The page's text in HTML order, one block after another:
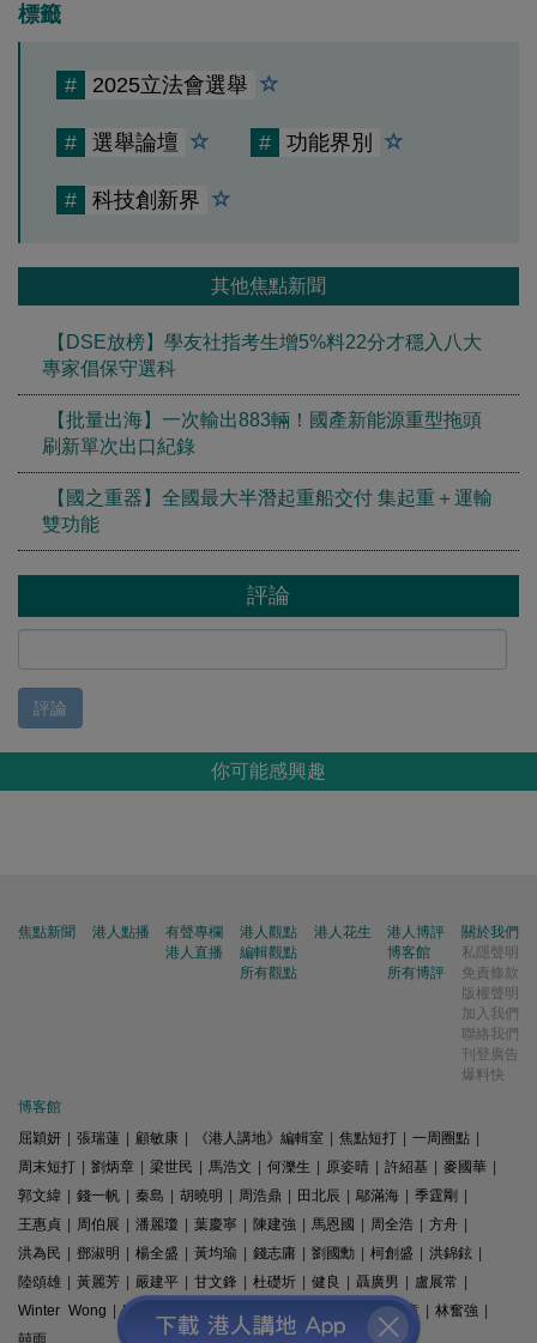
標籤
# 2025立法會選舉
# 選舉論壇 # 功能界別
# 科技創新界
其他焦點新聞
【DSE放榜】學友社指考生增5%料22分才穩入八大
專家倡保守選科
【批量出海】一次輸出883輛！國產新能源重型拖頭
刷新單次出口紀錄
【國之重器】全國最大半潛起重船交付 集起重＋運輸
雙功能
評論
評論
你可能感興趣
焦點新聞 港人點播
有聲專欄
港人直播
港人觀點
編輯觀點
所有觀點
港人花生
港人博評
博客館
所有博評
關於我們
私隱聲明
免責條款
版權聲明
加入我們
聯絡我們
刊登廣告
爆料快
博客館
屈穎妍
張瑞蓮 顧敏康 《港人講地》編輯室 焦點短打 一周圈點
周末短打
劉炳章 梁世民 馬浩文 何濼生 原姿晴 許紹基 麥國華
郭文緯
錢一帆 秦島 胡曉明 周浩鼎 田北辰 鄔滿海 季霆剛
王惠貞
周伯展 潘麗瓊 葉慶寧 陳建強 馬恩國 周全浩 方舟
洪為民
鄧淑明 楊全盛 黃均瑜 錢志庸 劉國勳 柯創盛 洪錦鉉
陸頌雄
黃麗芳 嚴建平 甘文鋒 杜礎圻 健良 聶廣男 盧展常
Winter Wong
K2 梁文新 羅崑 姚銘 精選文章 林奮強
囍雨